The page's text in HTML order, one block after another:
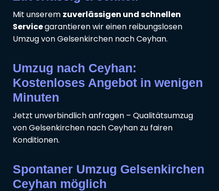
Mit unserem zuverlässigen und schnellen
Servicegarantieren wir einen reibungslosen
Umzug von Gelsenkirchen nach Ceyhan.
Umzug nach Ceyhan:
Kostenloses Angebot in wenigen
Minuten
Jetzt unverbindlich anfragen – Qualitätsumzug
von Gelsenkirchen nach Ceyhan zu fairen
Konditionen.
Spontaner Umzug Gelsenkirchen
Ceyhan möglich